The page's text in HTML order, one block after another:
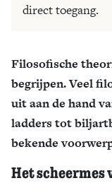
direct toegang.
Filosofische
begrijpen. Veel
uit aan de hand
ladders tot
bekende
Het scheermes